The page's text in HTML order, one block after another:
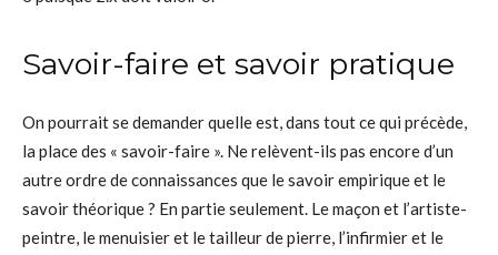
Savoir-faire et savoir pratique
On pourrait se demander quelle est, dans tout ce qui précède,
la place des « savoir-faire ». Ne relèvent-ils pas encore d’un
autre ordre de connaissances que le savoir empirique et le
savoir théorique ? En partie seulement. Le maçon et l’artiste-
peintre, le menuisier et le tailleur de pierre, l’infirmier et le